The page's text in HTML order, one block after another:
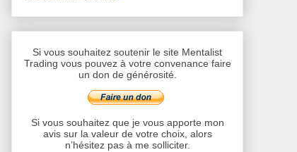
Si vous souhaitez soutenir le site Mentalist
Trading vous pouvez à votre convenance faire
un don de générosité.
Si vous souhaitez que je vous apporte mon
avis sur la valeur de votre choix, alors
n’hésitez pas à me solliciter.